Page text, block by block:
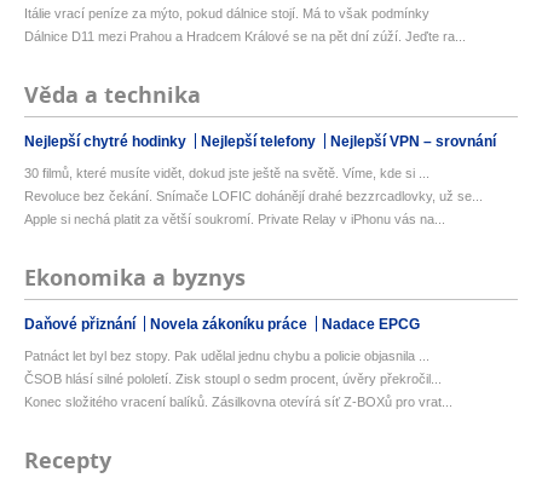
Itálie vrací peníze za mýto, pokud dálnice stojí. Má to však podmínky
Dálnice D11 mezi Prahou a Hradcem Králové se na pět dní zúží. Jeďte ra...
Věda a technika
Nejlepší chytré hodinky Nejlepší telefony Nejlepší VPN – srovnání
30 filmů, které musíte vidět, dokud jste ještě na světě. Víme, kde si ...
Revoluce bez čekání. Snímače LOFIC dohánějí drahé bezzrcadlovky, už se...
Apple si nechá platit za větší soukromí. Private Relay v iPhonu vás na...
Ekonomika a byznys
Daňové přiznání Novela zákoníku práce Nadace EPCG
Patnáct let byl bez stopy. Pak udělal jednu chybu a policie objasnila ...
ČSOB hlásí silné pololetí. Zisk stoupl o sedm procent, úvěry překročil...
Konec složitého vracení balíků. Zásilkovna otevírá síť Z-BOXů pro vrat...
Recepty